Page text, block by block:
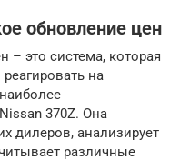
обновление цен
– это система, которая
на
370Z. Она
дилеров, анализирует
различные